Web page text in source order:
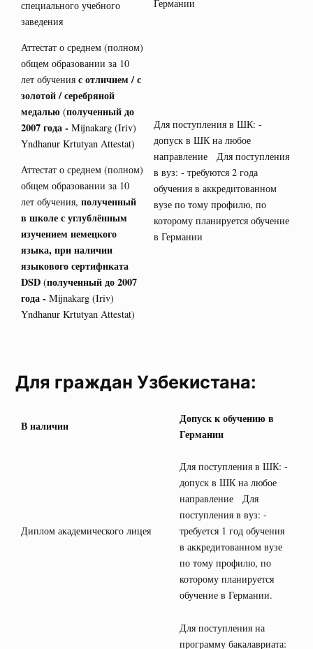
Германии
специального учебного
заведения
Аттестат о среднем (полном)
общем образовании за 10
лет обучения с отличием / с
золотой / серебряной
медалью (полученный до
2007 года - Mijnakarg (Iriv)
Yndhanur Krtutyan Attestat)
Для поступления в ШК: -
допуск в ШК на любое
направление Для поступления
в вуз: - требуются 2 года
обучения в аккредитованном
вузе по тому профилю, по
которому планируется обучение
в Германии
Аттестат о среднем (полном)
общем образовании за 10
лет обучения, полученный
в школе с углублённым
изучением немецкого
языка, при наличии
языкового сертификата
DSD(полученный до 2007
года - Mijnakarg (Iriv)
Yndhanur Krtutyan Attestat)
Для граждан Узбекистана:
В наличии
Допуск к обучению в
Германии
Диплом академического лицея
Для поступления в ШК: -
допуск в ШК на любое
направление Для
поступления в вуз: -
требуется 1 год обучения
в аккредитованном вузе
по тому профилю, по
которому планируется
обучение в Германии.
Для поступления на
программу бакалавриата: